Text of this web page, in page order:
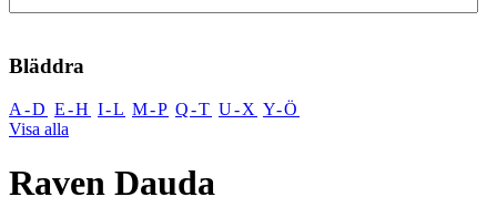
Bläddra
A-D E-H I-L M-P Q-T U-X Y-Ö
Visa alla
Raven Dauda